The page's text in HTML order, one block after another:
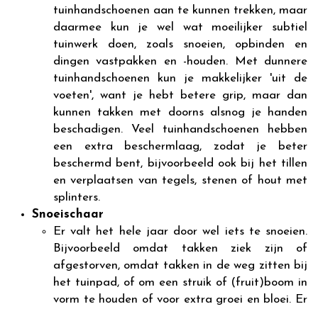
tuinhandschoenen aan te kunnen trekken, maar
daarmee kun je wel wat moeilijker subtiel
tuinwerk doen, zoals snoeien, opbinden en
dingen vastpakken en -houden. Met dunnere
tuinhandschoenen kun je makkelijker 'uit de
voeten', want je hebt betere grip, maar dan
kunnen takken met doorns alsnog je handen
beschadigen. Veel tuinhandschoenen hebben
een extra beschermlaag, zodat je beter
beschermd bent, bijvoorbeeld ook bij het tillen
en verplaatsen van tegels, stenen of hout met
splinters.
Snoeischaar
Er valt het hele jaar door wel iets te snoeien.
Bijvoorbeeld omdat takken ziek zijn of
afgestorven, omdat takken in de weg zitten bij
het tuinpad, of om een struik of (fruit)boom in
vorm te houden of voor extra groei en bloei. Er